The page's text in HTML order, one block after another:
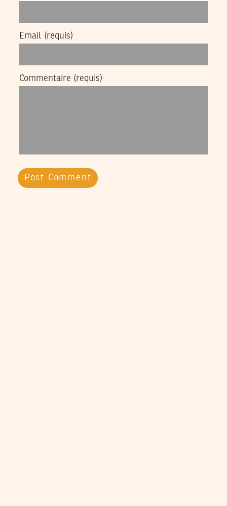
Email (requis)
Commentaire (requis)